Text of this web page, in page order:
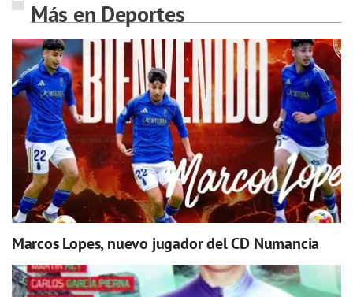
Más en Deportes
Marcos Lopes, nuevo jugador del CD Numancia